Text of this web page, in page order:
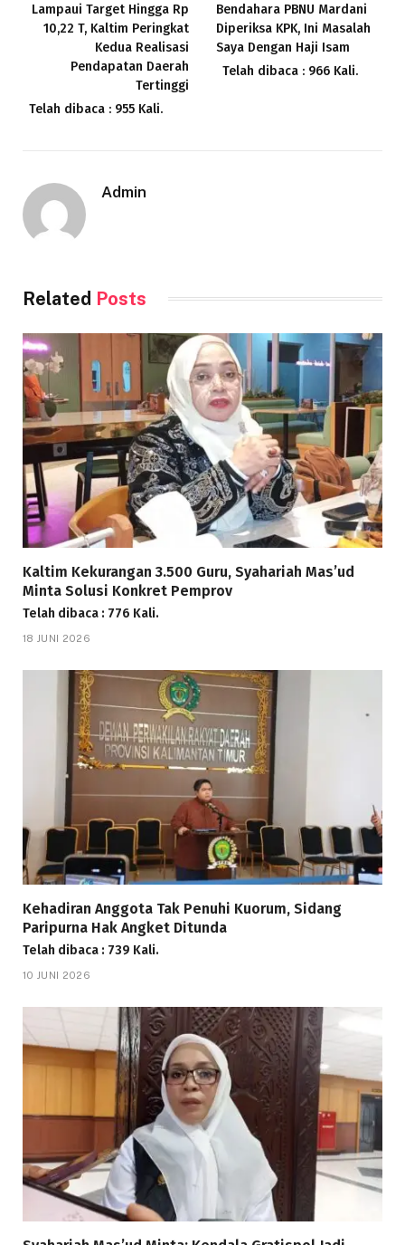
Lampaui Target Hingga Rp
10,22 T, Kaltim Peringkat
Kedua Realisasi
Pendapatan Daerah
Tertinggi
Telah dibaca : 955 Kali.
Bendahara PBNU Mardani
Diperiksa KPK, Ini Masalah
Saya Dengan Haji Isam
Telah dibaca : 966 Kali.
Admin
Related Posts
Kaltim Kekurangan 3.500 Guru, Syahariah Mas’ud
Minta Solusi Konkret Pemprov
Telah dibaca : 776 Kali.
18 JUNI 2026
Kehadiran Anggota Tak Penuhi Kuorum, Sidang
Paripurna Hak Angket Ditunda
Telah dibaca : 739 Kali.
10 JUNI 2026